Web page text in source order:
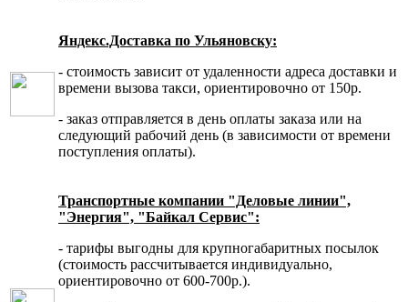
Яндекс.Доставка по Ульяновску:
- стоимость зависит от удаленности адреса доставки и
времени вызова такси, ориентировочно от 150р.
- заказ отправляется в день оплаты заказа или на
следующий рабочий день (в зависимости от времени
поступления оплаты).
Транспортные компании "Деловые линии",
"Энергия", "Байкал Сервис":
- тарифы выгодны для крупногабаритных посылок
(стоимость рассчитывается индивидуально,
ориентировочно от 600-700р.).